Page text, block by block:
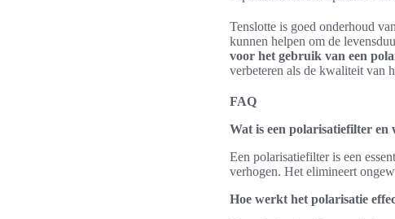
Tenslotte is goed onderhoud
kunnen helpen om de
voor het gebruik van een
verbeteren als de kwaliteit van
FAQ
Wat is een polarisatiefilter en
Een polarisatiefilter is een
verhogen. Het elimineert
Hoe werkt het polarisatie